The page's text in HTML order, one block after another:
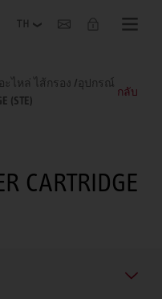
อะไหล่ ไส้กรอง /อุปกรณ์
(STE)
กลับ
CARTRIDGE